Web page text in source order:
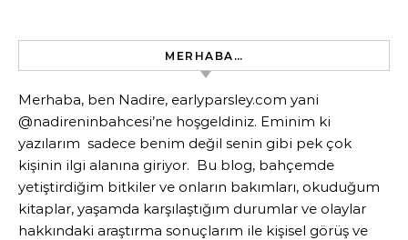
MERHABA…
Merhaba, ben Nadire, earlyparsley.com yani
@nadireninbahcesi’ne hoşgeldiniz. Eminim ki
yazılarım sadece benim değil senin gibi pek çok
kişinin ilgi alanına giriyor. Bu blog, bahçemde
yetiştirdiğim bitkiler ve onların bakımları, okuduğum
kitaplar, yaşamda karşılaştığım durumlar ve olaylar
hakkındaki araştırma sonuçlarım ile kişisel görüş ve